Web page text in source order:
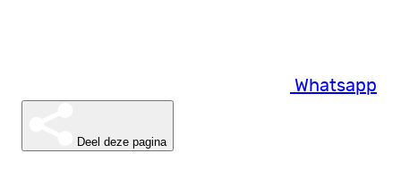
Whatsapp
Deel deze pagina